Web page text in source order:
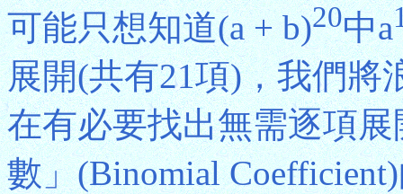
可能只想知道(a + b)20中a
展開(共有21項)，我們將
在有必要找出無需逐項
數」(Binomial